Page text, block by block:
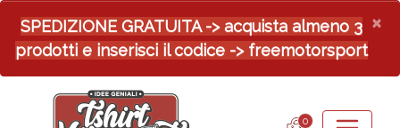
SPEDIZIONE GRATUITA -> acquista almeno 3
prodotti e inserisci il codice -> freemotorsport
×
0